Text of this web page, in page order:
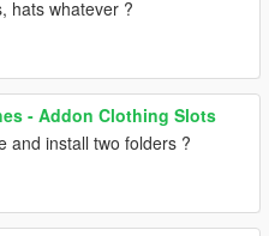
hats whatever ?
- Addon Clothing Slots
and install two folders ?